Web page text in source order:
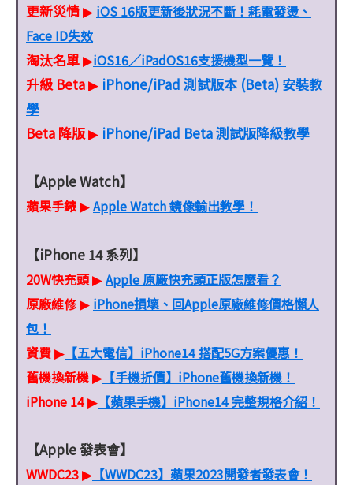
更新災情▶ iOS 16版更新後狀況不斷！耗電發燙、
Face ID失效
淘汰名單▶iOS16／iPadOS16支援機型一覽！
升級 Beta▶ iPhone/iPad 測試版本 (Beta) 安裝教
學
Beta 降版▶ iPhone/iPad Beta 測試版降級教學
【Apple Watch】
蘋果手錶▶Apple Watch 鏡像輸出教學！
【iPhone 14 系列】
20W快充頭▶Apple 原廠快充頭正版怎麼看？
原廠維修▶ iPhone損壞、回Apple原廠維修價格懶人
包！
資費▶ 【五大電信】iPhone14 搭配5G方案優惠！
舊機換新機▶ 【手機折價】iPhone舊機換新機！
iPhone 14▶ 【蘋果手機】iPhone14 完整規格介紹！
【Apple 發表會】
WWDC23▶ 【WWDC23】蘋果2023開發者發表會！